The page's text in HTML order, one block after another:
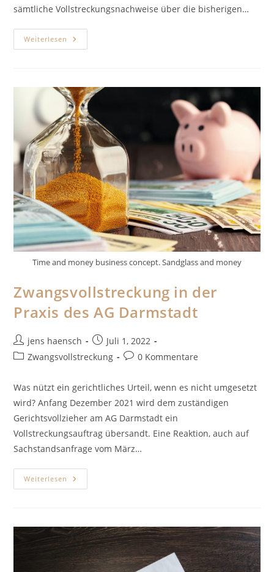
sämtliche Vollstreckungsnachweise über die bisherigen…
Weiterlesen Elektronischer
Rechtsverkehr
Time and money business concept. Sandglass and money
Zwangsvollstreckung in der
Praxis des AG Darmstadt
Beitrags-
Autor:
jens haensch
Beitrag
veröffentlicht:
Juli 1, 2022
Beitrags-
Zwangsvollstreckung
Beitrags-
0 Kommentare
Was nützt ein gerichtliches Urteil, wenn es nicht umgesetzt
wird? Anfang Dezember 2021 wird dem zuständigen
Gerichtsvollzieher am AG Darmstadt ein
Vollstreckungsauftrag übersandt. Eine Reaktion, auch auf
Sachstandsanfrage vom März…
Weiterlesen Zwangsvollstreckung
In
Darmstadt